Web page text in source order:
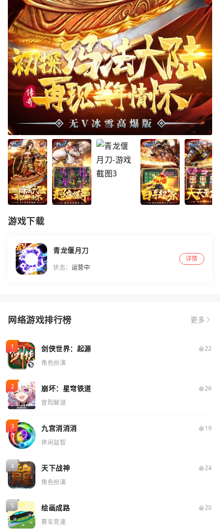
游戏下载
青龙偃月刀
状态： 运营中
详情
网络游戏排行榜 更多
剑侠世界：起源
22
角色扮演
崩坏：星穹铁道
26
冒险解谜
九宫消消消
19
休闲益智
天下战神
24
角色扮演
绘画成路
20
赛车竞速